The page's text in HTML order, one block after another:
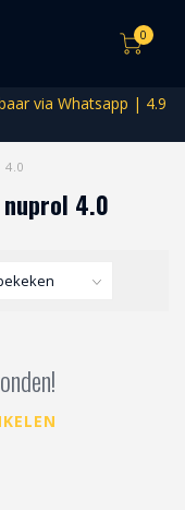
0
via Whatsapp | 4.9
4.0